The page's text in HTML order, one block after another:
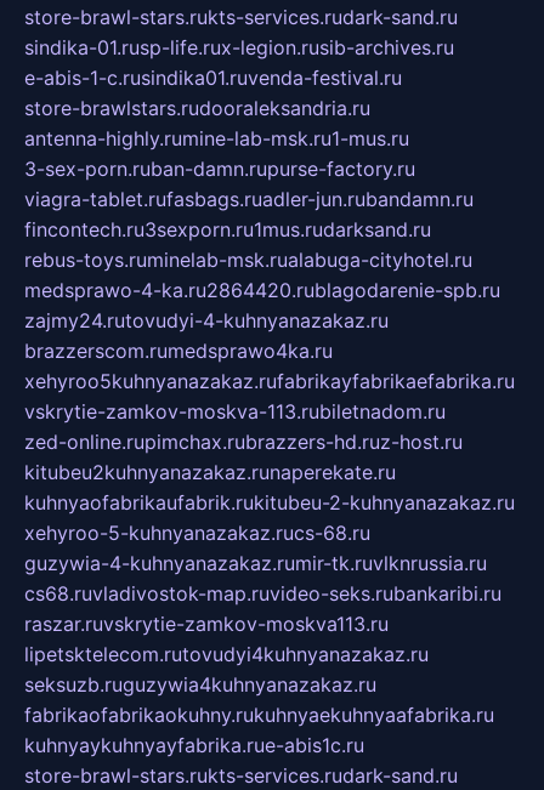
store-brawl-stars.rukts-services.rudark-sand.ru
sindika-01.rusp-life.rux-legion.rusib-archives.ru
e-abis-1-c.rusindika01.ruvenda-festival.ru
store-brawlstars.rudooraleksandria.ru
antenna-highly.rumine-lab-msk.ru1-mus.ru
3-sex-porn.ruban-damn.rupurse-factory.ru
viagra-tablet.rufasbags.ruadler-jun.rubandamn.ru
fincontech.ru3sexporn.ru1mus.rudarksand.ru
rebus-toys.ruminelab-msk.rualabuga-cityhotel.ru
medsprawo-4-ka.ru2864420.rublagodarenie-spb.ru
zajmy24.rutovudyi-4-kuhnyanazakaz.ru
brazzerscom.rumedsprawo4ka.ru
xehyroo5kuhnyanazakaz.rufabrikayfabrikaefabrika.ru
vskrytie-zamkov-moskva-113.rubiletnadom.ru
zed-online.rupimchax.rubrazzers-hd.ruz-host.ru
kitubeu2kuhnyanazakaz.runaperekate.ru
kuhnyaofabrikaufabrik.rukitubeu-2-kuhnyanazakaz.ru
xehyroo-5-kuhnyanazakaz.rucs-68.ru
guzywia-4-kuhnyanazakaz.rumir-tk.ruvlknrussia.ru
cs68.ruvladivostok-map.ruvideo-seks.rubankaribi.ru
raszar.ruvskrytie-zamkov-moskva113.ru
lipetsktelecom.rutovudyi4kuhnyanazakaz.ru
seksuzb.ruguzywia4kuhnyanazakaz.ru
fabrikaofabrikaokuhny.rukuhnyaekuhnyaafabrika.ru
kuhnyaykuhnyayfabrika.rue-abis1c.ru
store-brawl-stars.rukts-services.rudark-sand.ru